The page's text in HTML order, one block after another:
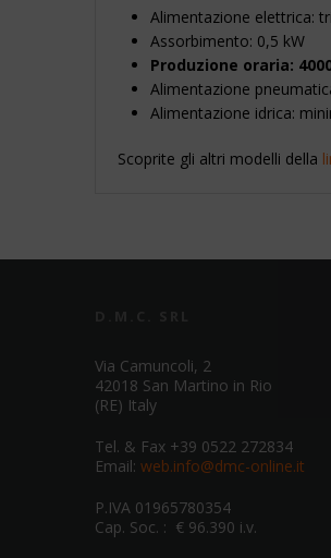
Alimentazione elettrica:
Assorbimento: 0,5 kW
Produzione oraria:
Alimentazione
Alimentazione idrica:
Scoprite gli altri modelli della
Via Camuncoli, 2
42018 San Martino in Rio
(RE) Italy
Tel. & Fax +39 0522 272834
Email: web.info@dmc-online.it
P.IVA 01965780354
Cap. Soc. : € 96.390 i.v.